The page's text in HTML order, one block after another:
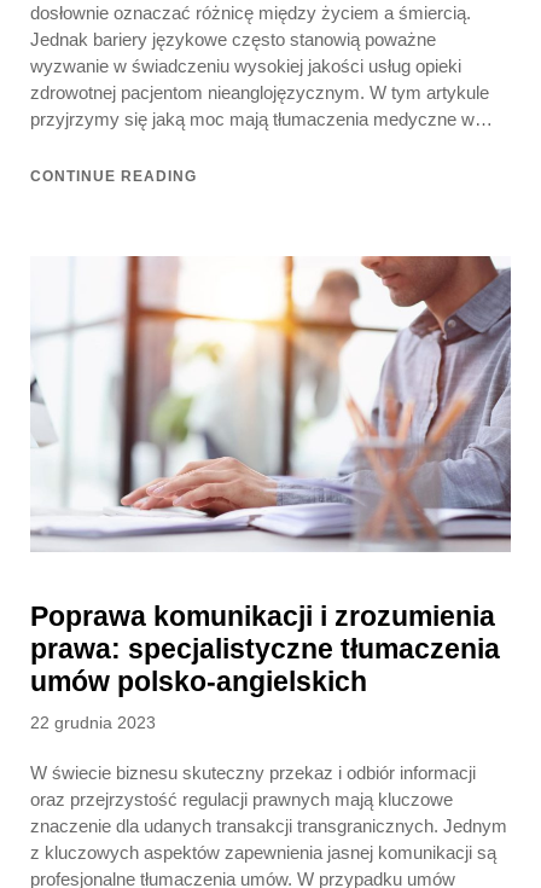
dosłownie oznaczać różnicę między życiem a śmiercią.
Jednak bariery językowe często stanowią poważne
wyzwanie w świadczeniu wysokiej jakości usług opieki
zdrowotnej pacjentom nieanglojęzycznym. W tym artykule
przyjrzymy się jaką moc mają tłumaczenia medyczne w…
CONTINUE READING
Poprawa komunikacji i zrozumienia
prawa: specjalistyczne tłumaczenia
umów polsko-angielskich
Posted
22 grudnia 2023
W świecie biznesu skuteczny przekaz i odbiór informacji
oraz przejrzystość regulacji prawnych mają kluczowe
znaczenie dla udanych transakcji transgranicznych. Jednym
z kluczowych aspektów zapewnienia jasnej komunikacji są
profesjonalne tłumaczenia umów. W przypadku umów